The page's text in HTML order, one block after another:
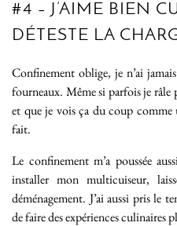
#4 – J’AIME BIEN
DÉTESTE LA
Confinement oblige, je n’ai
fourneaux. Même si parfois je râle
et que je vois ça du coup comme
fait.
Le confinement m’a poussée
installer mon multicuiseur,
déménagement. J’ai aussi pris le
de faire des expériences culinaires